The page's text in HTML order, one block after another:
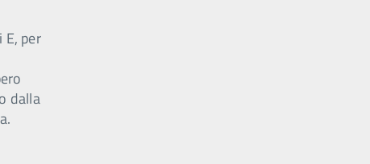
per
dalla